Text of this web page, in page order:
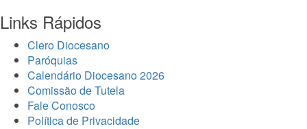
Links Rápidos
Clero Diocesano
Paróquias
Calendário Diocesano 2026
Comissão de Tutela
Fale Conosco
Política de Privacidade